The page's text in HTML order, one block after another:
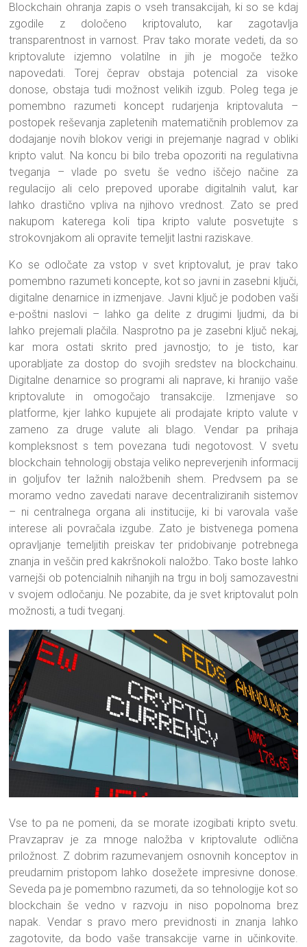
Blockchain ohranja zapis o vseh transakcijah, ki so se kdaj
zgodile z določeno kriptovaluto, kar zagotavlja
transparentnost in varnost. Prav tako morate vedeti, da so
kriptovalute izjemno volatilne in jih je mogoče težko
napovedati. Torej čeprav obstaja potencial za visoke
donose, obstaja tudi možnost velikih izgub. Poleg tega je
pomembno razumeti koncept rudarjenja kriptovaluta –
postopek reševanja zapletenih matematičnih problemov za
dodajanje novih blokov verigi in prejemanje nagrad v obliki
kripto valut. Na koncu bi bilo treba opozoriti na regulativna
tveganja – vlade po svetu še vedno iščejo načine za
regulacijo ali celo prepoved uporabe digitalnih valut, kar
lahko drastično vpliva na njihovo vrednost. Zato se pred
nakupom katerega koli tipa kripto valute posvetujte s
strokovnjakom ali opravite temeljit lastni raziskave.
Ko se odločate za vstop v svet kriptovalut, je prav tako
pomembno razumeti koncepte, kot so javni in zasebni ključi,
digitalne denarnice in izmenjave. Javni ključ je podoben vaši
e-poštni naslovi – lahko ga delite z drugimi ljudmi, da bi
lahko prejemali plačila. Nasprotno pa je zasebni ključ nekaj,
kar mora ostati skrito pred javnostjo; to je tisto, kar
uporabljate za dostop do svojih sredstev na blockchainu.
Digitalne denarnice so programi ali naprave, ki hranijo vaše
kriptovalute in omogočajo transakcije. Izmenjave so
platforme, kjer lahko kupujete ali prodajate kripto valute v
zameno za druge valute ali blago. Vendar pa prihaja
kompleksnost s tem povezana tudi negotovost. V svetu
blockchain tehnologij obstaja veliko nepreverjenih informacij
in goljufov ter lažnih naložbenih shem. Predvsem pa se
moramo vedno zavedati narave decentraliziranih sistemov
– ni centralnega organa ali institucije, ki bi varovala vaše
interese ali povračala izgube. Zato je bistvenega pomena
opravljanje temeljitih preiskav ter pridobivanje potrebnega
znanja in veščin pred kakršnokoli naložbo. Tako boste lahko
varnejši ob potencialnih nihanjih na trgu in bolj samozavestni
v svojem odločanju. Ne pozabite, da je svet kriptovalut poln
možnosti, a tudi tveganj.
Vse to pa ne pomeni, da se morate izogibati kripto svetu.
Pravzaprav je za mnoge naložba v kriptovalute odlična
priložnost. Z dobrim razumevanjem osnovnih konceptov in
preudarnim pristopom lahko dosežete impresivne donose.
Seveda pa je pomembno razumeti, da so tehnologije kot so
blockchain še vedno v razvoju in niso popolnoma brez
napak. Vendar s pravo mero previdnosti in znanja lahko
zagotovite, da bodo vaše transakcije varne in učinkovite.